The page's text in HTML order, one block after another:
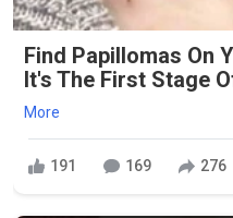
Find Papillomas On
It's The First Stage
More
191 169 276